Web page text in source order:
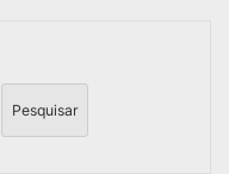
Pesquisar